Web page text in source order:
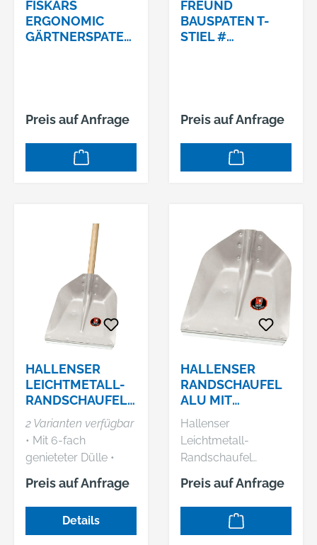
FISKARS
ERGONOMIC
GÄRTNERSPATEN,
Preis auf Anfrage
FREUND
BAUSPATEN T-
STIEL #
Preis auf Anfrage
HALLENSER
LEICHTMETALL-
RANDSCHAUFEL
FAVORIT, MIT
SCHUTZKANTE
2 Varianten verfügbar
• Mit 6-fach
genieteter Dülle •
Blattstärke 2 mm •
Mit hochgezogener
Schulter • Mit
Schutzkante
Preis auf Anfrage
Details
HALLENSER
RANDSCHAUFEL
ALU MIT
SCHUTZKANTE
GR. 7IDEAL
Hallenser
Leichtmetall-
Randschaufel
FAVORIT, mit
Schutzkante • Mit 6-
fach genieteter Dülle
• Blattstärke 2 mm •
Preis auf Anfrage